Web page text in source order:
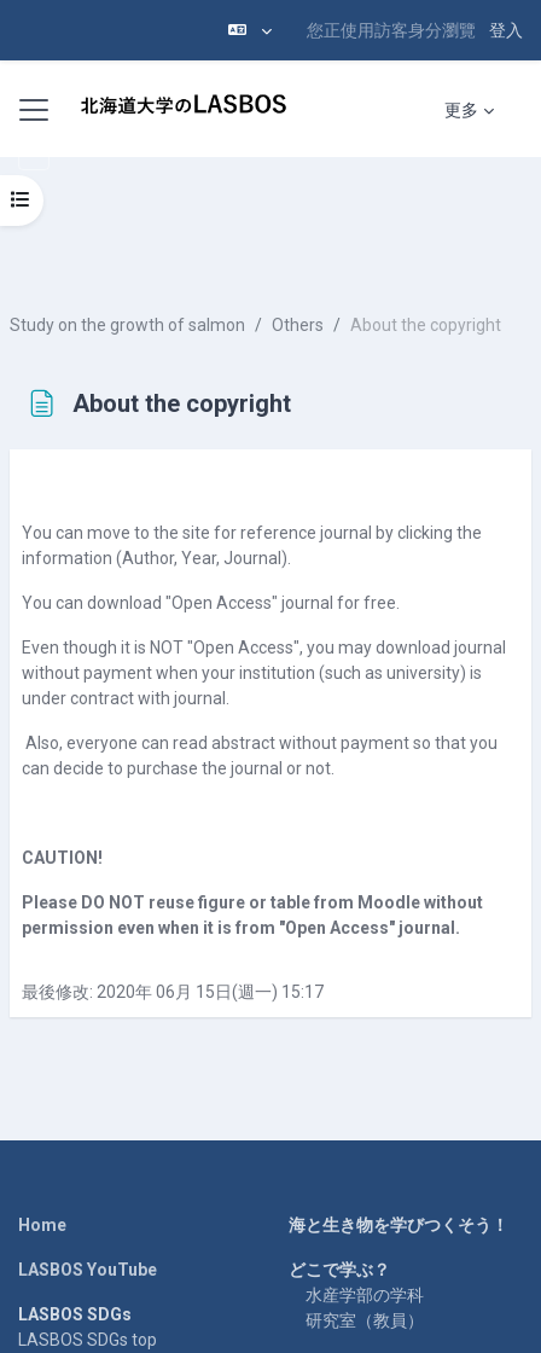
您正使用訪客身分瀏覽 登入
側板 更多
Study on the growth of salmon Others About the copyright
About the copyright
開啟課程索引
You can move to the site for reference journal by clicking the
information (Author, Year, Journal).
You can download "Open Access" journal for free.
Even though it is NOT "Open Access", you may download journal
without payment when your institution (such as university) is
under contract with journal.
Also, everyone can read abstract without payment so that you
can decide to purchase the journal or not.
CAUTION!
Please DO NOT reuse figure or table from Moodle without
permission even when it is from "Open Access" journal.
最後修改: 2020年 06月 15日(週一) 15:17
Home
LASBOS YouTube
LASBOS SDGs
LASBOS SDGs top
海と生き物を学びつくそう！
どこで学ぶ？
水産学部の学科
研究室（教員）